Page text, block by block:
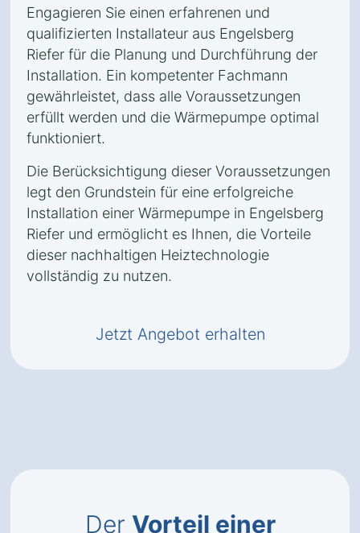
Engagieren Sie einen erfahrenen und
qualifizierten Installateur aus Engelsberg
Riefer für die Planung und Durchführung der
Installation. Ein kompetenter Fachmann
gewährleistet, dass alle Voraussetzungen
erfüllt werden und die Wärmepumpe optimal
funktioniert.
Die Berücksichtigung dieser Voraussetzungen
legt den Grundstein für eine erfolgreiche
Installation einer Wärmepumpe in Engelsberg
Riefer und ermöglicht es Ihnen, die Vorteile
dieser nachhaltigen Heiztechnologie
vollständig zu nutzen.
Jetzt Angebot erhalten
Der Vorteil einer